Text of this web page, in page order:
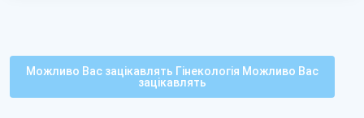
Можливо Вас зацікавлять Гінекологія Можливо Вас
зацікавлять